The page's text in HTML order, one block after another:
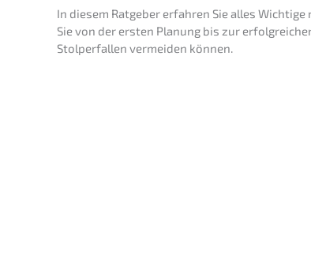
In diesem Ratge­ber erfah­ren Sie alles
Sie von der ersten Planung bis zur
Stolper­fal­len vermei­den können.